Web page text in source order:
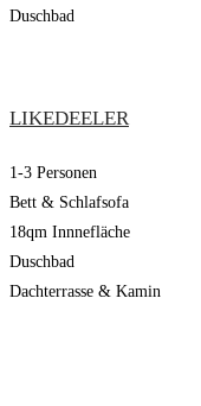
Duschbad
LIKEDEELER
1-3 Personen
Bett & Schlafsofa
18qm Innnefläche
Duschbad
Dachterrasse & Kamin